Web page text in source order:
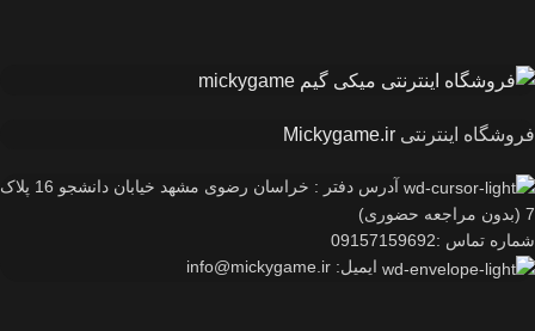
فروشگاه اینترنتی
آدرس دفتر : خراسان رضوی مشهد خیابان دانشجو 16 پلاک
7 (بدون مراجعه حضوری)
شماره تماس :09157159692
ایمیل: info@mickygame.ir